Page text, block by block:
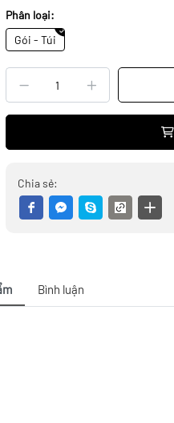
Phân loại:
Gói - Túi
Chia sẻ:
Bình luận